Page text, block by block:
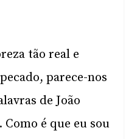
tão real e
parece-nos
de João
Como é que eu sou